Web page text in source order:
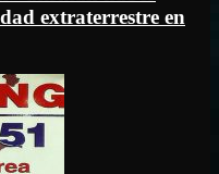
extraterrestre en